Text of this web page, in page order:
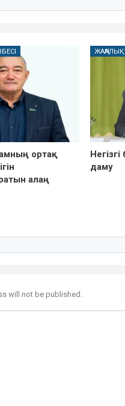
ортақ
алаң
даму
will not be published.